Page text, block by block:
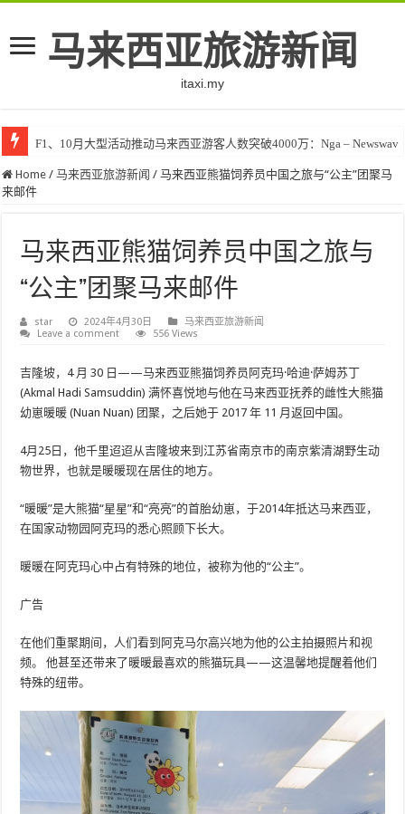
马来西亚旅游新闻
itaxi.my
F1、10月大型活动推动马来西亚游客人数突破4000万：Nga – Newswav
Home / 马来西亚旅游新闻 / 马来西亚熊猫饲养员中国之旅与“公主”团聚马
来邮件
马来西亚熊猫饲养员中国之旅与
“公主”团聚马来邮件
star 2024年4月30日
马来西亚旅游新闻
Leave a comment
556 Views
吉隆坡，4 月 30 日——马来西亚熊猫饲养员阿克玛·哈迪·萨姆苏丁
(Akmal Hadi Samsuddin) 满怀喜悦地与他在马来西亚抚养的雌性大熊猫
幼崽暖暖 (Nuan Nuan) 团聚，之后她于 2017 年 11 月返回中国。
4月25日，他千里迢迢从吉隆坡来到江苏省南京市的南京紫清湖野生动
物世界，也就是暖暖现在居住的地方。
“暖暖”是大熊猫“星星”和“亮亮”的首胎幼崽，于2014年抵达马来西亚，
在国家动物园阿克玛的悉心照顾下长大。
暖暖在阿克玛心中占有特殊的地位，被称为他的“公主”。
广告
在他们重聚期间，人们看到阿克马尔高兴地为他的公主​​拍摄照片和视
频。 他甚至还带来了暖暖最喜欢的熊猫玩具——这温馨地提醒着他们
特殊的纽带。